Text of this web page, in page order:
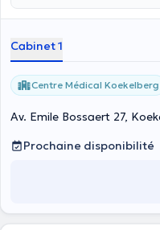
chaque prise en charge est
de vie.
Cabinet 1
Centre Médical Koekelberg
Av. Emile Bossaert 27,
Prochaine disponibilité